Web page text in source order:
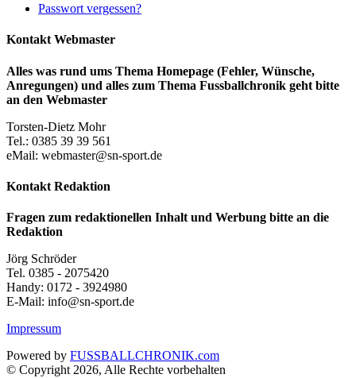
Passwort vergessen?
Kontakt Webmaster
Alles was rund ums Thema Homepage (Fehler, Wünsche,
Anregungen) und alles zum Thema Fussballchronik geht bitte
an den Webmaster
Torsten-Dietz Mohr
Tel.: 0385 39 39 561
eMail: webmaster@sn-sport.de
Kontakt Redaktion
Fragen zum redaktionellen Inhalt und Werbung bitte an die
Redaktion
Jörg Schröder
Tel. 0385 - 2075420
Handy: 0172 - 3924980
E-Mail: info@sn-sport.de
Impressum
Powered by FUSSBALLCHRONIK.com
© Copyright 2026, Alle Rechte vorbehalten